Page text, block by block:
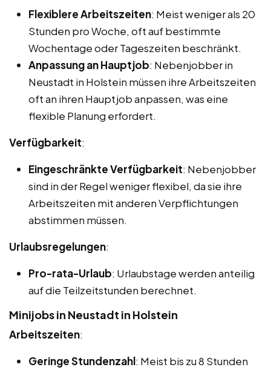
Flexiblere Arbeitszeiten: Meist weniger als 20
Stunden pro Woche, oft auf bestimmte
Wochentage oder Tageszeiten beschränkt.
Anpassung an Hauptjob: Nebenjobber in
Neustadt in Holstein müssen ihre Arbeitszeiten
oft an ihren Hauptjob anpassen, was eine
flexible Planung erfordert.
Verfügbarkeit:
Eingeschränkte Verfügbarkeit: Nebenjobber
sind in der Regel weniger flexibel, da sie ihre
Arbeitszeiten mit anderen Verpflichtungen
abstimmen müssen.
Urlaubsregelungen:
Pro-rata-Urlaub: Urlaubstage werden anteilig
auf die Teilzeitstunden berechnet.
Minijobs in Neustadt in Holstein
Arbeitszeiten:
Geringe Stundenzahl: Meist bis zu 8 Stunden